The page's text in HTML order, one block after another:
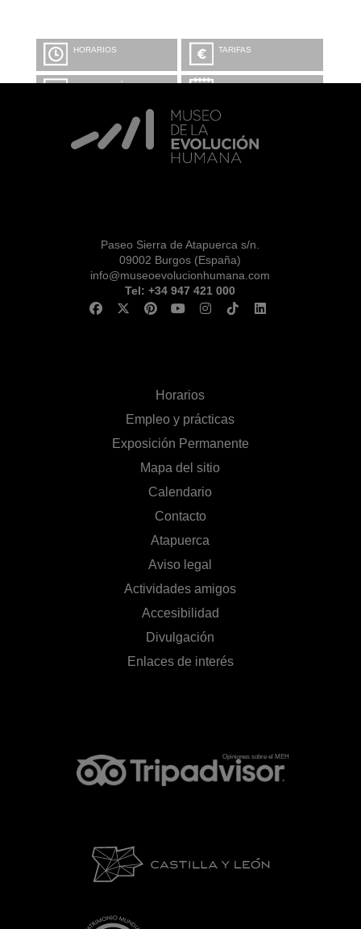
HORARIOS TARIFAS
INFORMACIÓN Y
CALENDARIO
VISITA CON
MICROEXPLICACIONES
Paseo Sierra de Atapuerca s/n.
09002 Burgos (España)
info@museoevolucionhumana.com
Tel: +34 947 421 000
Horarios
Empleo y prácticas
Exposición Permanente
Mapa del sitio
Calendario
Contacto
Atapuerca
Aviso legal
Actividades amigos
Accesibilidad
Divulgación
Enlaces de interés
Opiniones sobre el MEH